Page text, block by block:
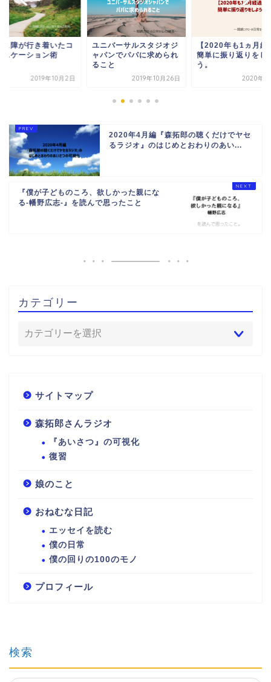
ュ障が行き着いたコ
ニケーション術
2019年10月2日
ユニバーサルスタジオジ
ャパンでパパに求められ
ること
2019年10月26日
【2020年も1ヵ月経
簡単に振り返りをし
う。
2020年2
2020年4月編『森拓郎の聴くだけでヤセ
るラジオ』のはじめとおわりのあい...
『僕が子どものころ、欲しかった親にな
る‐幡野広志‐』を読んで思ったこと
カテゴリー
サイトマップ
森拓郎さんラジオ
『あいさつ』の可視化
復習
娘のこと
おねむな日記
エッセイを読む
僕の日常
僕の回りの100のモノ
プロフィール
検索